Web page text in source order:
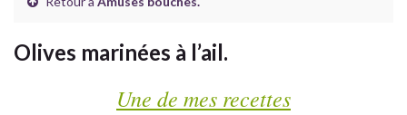
Olives marinées à l’ail.
Une de mes recettes